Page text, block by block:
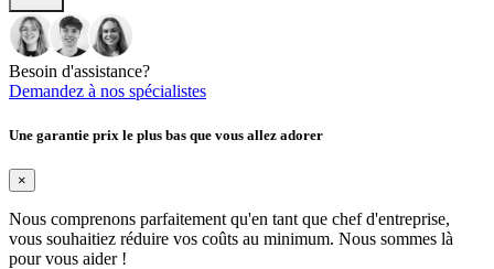
Besoin d'assistance?
Demandez à nos spécialistes
Une garantie prix le plus bas que vous allez adorer
×
Nous comprenons parfaitement qu'en tant que chef d'entreprise,
vous souhaitiez réduire vos coûts au minimum. Nous sommes là
pour vous aider !